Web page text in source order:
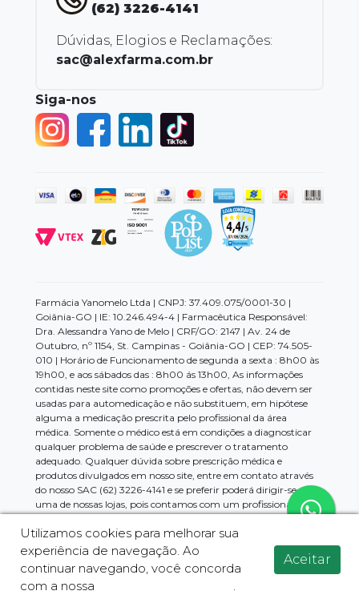
(62) 3226-4141
Dúvidas, Elogios e Reclamações:
sac@alexfarma.com.br
Siga-nos
Farmácia Yanomelo Ltda | CNPJ: 37.409.075/0001-30 |
Goiânia-GO | IE: 10.246.494-4 | Farmacêutica Responsável:
Dra. Alessandra Yano de Melo | CRF/GO: 2147 | Av. 24 de
Outubro, nº 1154, St. Campinas - Goiânia-GO | CEP: 74.505-
010 | Horário de Funcionamento de segunda a sexta : 8h00 às
19h00, e aos sábados das : 8h00 ás 13h00, As informações
contidas neste site como promoções e ofertas, não devem ser
usadas para automedicação e não substituem, em hipótese
alguma a medicação prescrita pelo profissional da área
médica. Somente o médico está em condições a diagnosticar
qualquer problema de saúde e prescrever o tratamento
adequado. Qualquer dúvida sobre prescrição médica e
produtos divulgados em nosso site, entre em contato através
do nosso SAC (62) 3226-4141 e se preferir poderá dirigir-se a
uma de nossas lojas, pois contamos com um profissional da
área para maiores esclarecimentos.Os preços e promoções
divulgados no site são válidos apenas para compras feitas pela
internet, imagens meramente ilustrativas. Em casos de
divergências, o preço válido será sempre o exibido no
momento da finalização da compra.
Utilizamos cookies para melhorar sua
experiência de navegação. Ao
continuar navegando, você concorda
com a nossa
.
Aceitar